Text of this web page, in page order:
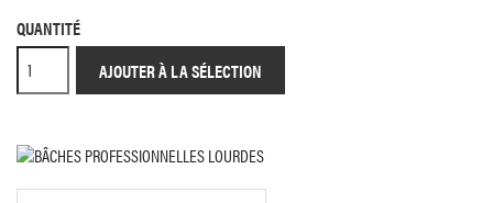
QUANTITÉ
AJOUTER À LA SÉLECTION